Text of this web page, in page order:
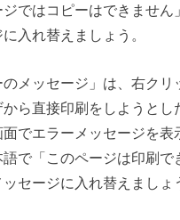
ではコピーはできません
入れ替えましょう。
のメッセージ」は、右クリ
ら直接印刷をしようとし
でエラーメッセージを表
で「このページは印刷で
セージに入れ替えましょ